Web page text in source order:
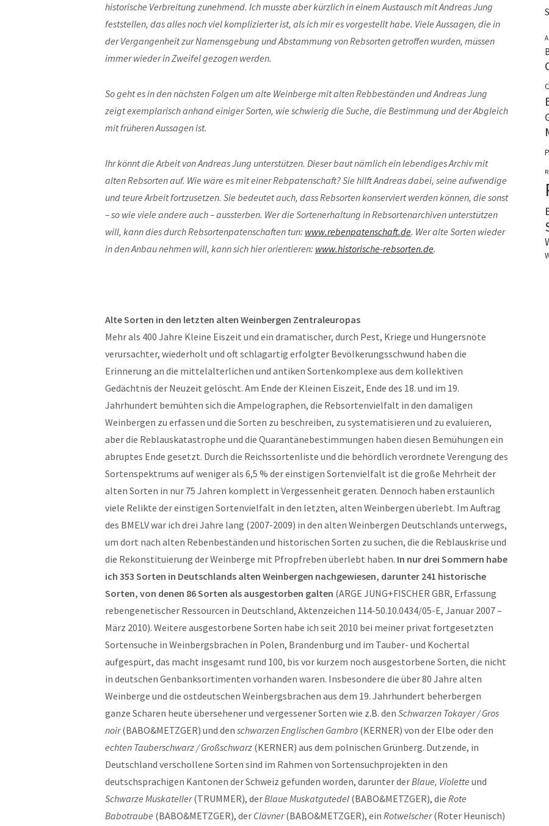
historische Verbreitung zunehmend. Ich musste aber kürzlich in einem Austausch mit Andreas Jung
feststellen, das alles noch viel komplizierter ist, als ich mir es vorgestellt habe. Viele Aussagen, die in
der Vergangenheit zur Namensgebung und Abstammung von Rebsorten getroffen wurden, müssen
immer wieder in Zweifel gezogen werden.
So geht es in den nächsten Folgen um alte Weinberge mit alten Rebbeständen und Andreas Jung
zeigt exemplarisch anhand einiger Sorten, wie schwierig die Suche, die Bestimmung und der Abgleich
mit früheren Aussagen ist.
Ihr könnt die Arbeit von Andreas Jung unterstützen. Dieser baut nämlich ein lebendiges Archiv mit
alten Rebsorten auf. Wie wäre es mit einer Rebpatenschaft? Sie hilft Andreas dabei, seine aufwendige
und teure Arbeit fortzusetzen. Sie bedeutet auch, dass Rebsorten konserviert werden können, die sonst
– so wie viele andere auch – aussterben. Wer die Sortenerhaltung in Rebsortenarchiven unterstützen
will, kann dies durch Rebsortenpatenschaften tun: www.rebenpatenschaft.de. Wer alte Sorten wieder
in den Anbau nehmen will, kann sich hier orientieren: www.historische-rebsorten.de.
Alte Sorten in den letzten alten Weinbergen Zentraleuropas
Mehr als 400 Jahre Kleine Eiszeit und ein dramatischer, durch Pest, Kriege und Hungersnöte
verursachter, wiederholt und oft schlagartig erfolgter Bevölkerungsschwund haben die
Erinnerung an die mittelalterlichen und antiken Sortenkomplexe aus dem kollektiven
Gedächtnis der Neuzeit gelöscht. Am Ende der Kleinen Eiszeit, Ende des 18. und im 19.
Jahrhundert bemühten sich die Ampelographen, die Rebsortenvielfalt in den damaligen
Weinbergen zu erfassen und die Sorten zu beschreiben, zu systematisieren und zu evaluieren,
aber die Reblauskatastrophe und die Quarantänebestimmungen haben diesen Bemühungen ein
abruptes Ende gesetzt. Durch die Reichssortenliste und die behördlich verordnete Verengung des
Sortenspektrums auf weniger als 6,5 % der einstigen Sortenvielfalt ist die große Mehrheit der
alten Sorten in nur 75 Jahren komplett in Vergessenheit geraten. Dennoch haben erstaunlich
viele Relikte der einstigen Sortenvielfalt in den letzten, alten Weinbergen überlebt. Im Auftrag
des BMELV war ich drei Jahre lang (2007-2009) in den alten Weinbergen Deutschlands unterwegs,
um dort nach alten Rebenbeständen und historischen Sorten zu suchen, die die Reblauskrise und
die Rekonstituierung der Weinberge mit Pfropfreben überlebt haben. In nur drei Sommern habe
ich 353 Sorten in Deutschlands alten Weinbergen nachgewiesen, darunter 241 historische
Sorten, von denen 86 Sorten als ausgestorben galten (ARGE JUNG+FISCHER GBR, Erfassung
rebengenetischer Ressourcen in Deutschland, Aktenzeichen 114-50.10.0434/05-E, Januar 2007 –
März 2010). Weitere ausgestorbene Sorten habe ich seit 2010 bei meiner privat fortgesetzten
Sortensuche in Weinbergsbrachen in Polen, Brandenburg und im Tauber- und Kochertal
aufgespürt, das macht insgesamt rund 100, bis vor kurzem noch ausgestorbene Sorten, die nicht
in deutschen Genbanksortimenten vorhanden waren. Insbesondere die über 80 Jahre alten
Weinberge und die ostdeutschen Weinbergsbrachen aus dem 19. Jahrhundert beherbergen
ganze Scharen heute übersehener und vergessener Sorten wie z.B. den Schwarzen Tokayer / Gros
noir(BABO&METZGER) und den schwarzen Englischen Gambro (KERNER) von der Elbe oder den
echten Tauberschwarz / Großschwarz (KERNER) aus dem polnischen Grünberg. Dutzende, in
Deutschland verschollene Sorten sind im Rahmen von Sortensuchprojekten in den
deutschsprachigen Kantonen der Schweiz gefunden worden, darunter derBlaue, Violette und
Schwarze Muskateller(TRUMMER), derBlaue Muskatgutedel (BABO&METZGER), die Rote
Babotraube (BABO&METZGER), der Clävner(BABO&METZGER), ein Rotwelscher(Roter Heunisch)